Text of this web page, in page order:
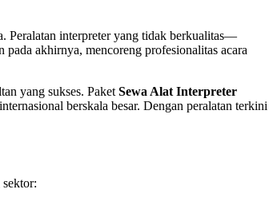
Peralatan interpreter yang tidak berkualitas—
akhirnya, mencoreng profesionalitas acara
yang sukses. PaketSewa Alat Interpreter
berskala besar. Dengan peralatan terkini